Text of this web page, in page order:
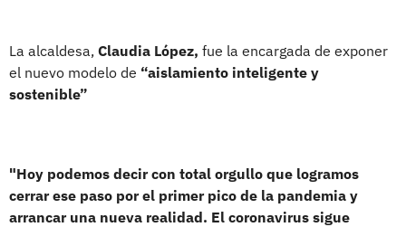
La alcaldesa, Claudia López, fue la encargada de exponer
el nuevo modelo de “aislamiento inteligente y
sostenible”
"Hoy podemos decir con total orgullo que logramos
cerrar ese paso por el primer pico de la pandemia y
arrancar una nueva realidad. El coronavirus sigue